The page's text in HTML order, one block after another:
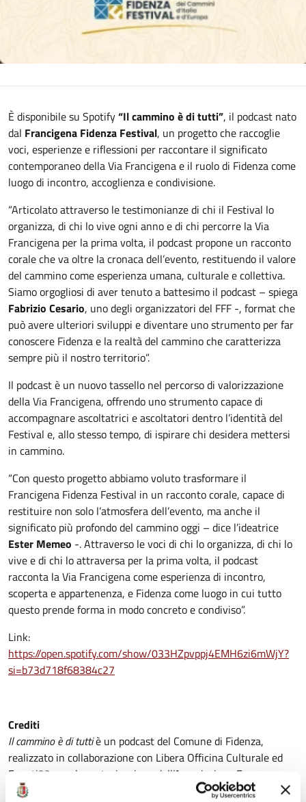
È disponibile su Spotify“Il cammino è di tutti”, il podcast nato
dal Francigena Fidenza Festival, un progetto che raccoglie
voci, esperienze e riflessioni per raccontare il significato
contemporaneo della Via Francigena e il ruolo di Fidenza come
luogo di incontro, accoglienza e condivisione.
“Articolato attraverso le testimonianze di chi il Festival lo
organizza, di chi lo vive ogni anno e di chi percorre la Via
Francigena per la prima volta, il podcast propone un racconto
corale che va oltre la cronaca dell’evento, restituendo il valore
del cammino come esperienza umana, culturale e collettiva.
Siamo orgogliosi di aver tenuto a battesimo il podcast – spiega
Fabrizio Cesario, uno degli organizzatori del FFF -, format che
può avere ulteriori sviluppi e diventare uno strumento per far
conoscere Fidenza e la realtà del cammino che caratterizza
sempre più il nostro territorio”.
Il podcast è un nuovo tassello nel percorso di valorizzazione
della Via Francigena, offrendo uno strumento capace di
accompagnare ascoltatrici e ascoltatori dentro l’identità del
Festival e, allo stesso tempo, di ispirare chi desidera mettersi
in cammino.
“Con questo progetto abbiamo voluto trasformare il
Francigena Fidenza Festival in un racconto corale, capace di
restituire non solo l’atmosfera dell’evento, ma anche il
significato più profondo del cammino oggi – dice l’ideatrice
Ester Memeo -. Attraverso le voci di chi lo organizza, di chi lo
vive e di chi lo attraversa per la prima volta, il podcast
racconta la Via Francigena come esperienza di incontro,
scoperta e appartenenza, e Fidenza come luogo in cui tutto
questo prende forma in modo concreto e condiviso”.
Link:
https://open.spotify.com/show/033HZpvppj4EMH6zi6mWjY?
si=b73d718f68384c27
Crediti
Il cammino è di tuttiè un podcast del Comune di Fidenza,
realizzato in collaborazione con Libera Officina Culturale ed
Eventi22, con la partecipazione dell’Associazione Europea
delle Vie Francigene.